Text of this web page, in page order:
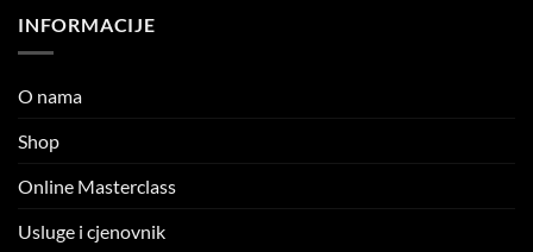
INFORMACIJE
O nama
Shop
Online Masterclass
Usluge i cjenovnik